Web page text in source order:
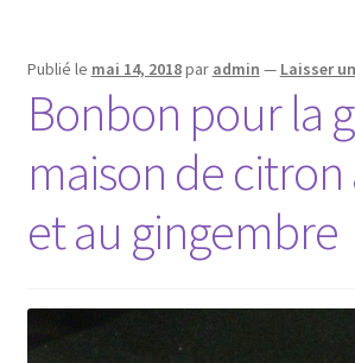
Publié le mai 14, 2018par admin — Laisser
Bonbon pour la
maison de
et au gingembre